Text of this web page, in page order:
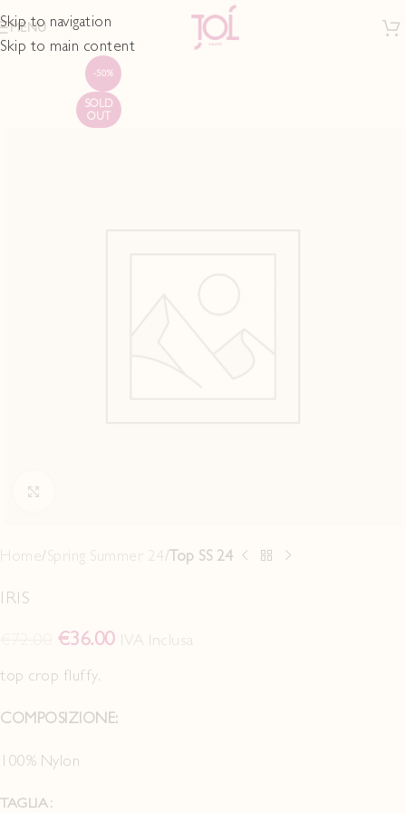
Skip to navigation
Skip to main content
MENU
-50%
SOLD
OUT
Home Spring Summer 24 Top SS 24
IRIS
€36.00 IVA Inclusa
top crop fluffy.
COMPOSIZIONE:
100% Nylon
TAGLIA